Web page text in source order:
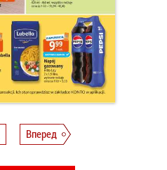
Вперед